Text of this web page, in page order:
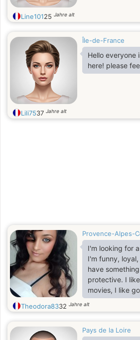
Line10125 Jahre alt
Île-de-France
Hello everyone
here! please
Lili7537 Jahre alt
Provence-Alpes-
I'm looking for
I'm funny,
have
protective. I
movies, I like
restaurants,
other things.
Theodora8332 Jahre alt
Pays de la Loire